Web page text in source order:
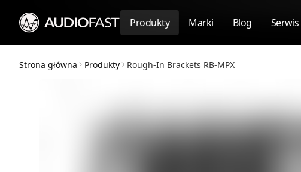
Produkty Marki Blog Serwis
Strona główna Produkty
Rough-In Brackets RB-MPX